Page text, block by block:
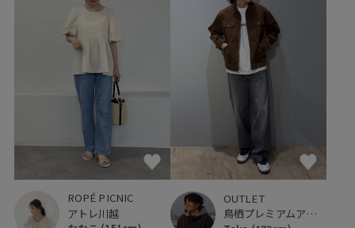
ROPÉ PICNIC
アトレ川越
OUTLET
鳥栖プレミアムアウトレット